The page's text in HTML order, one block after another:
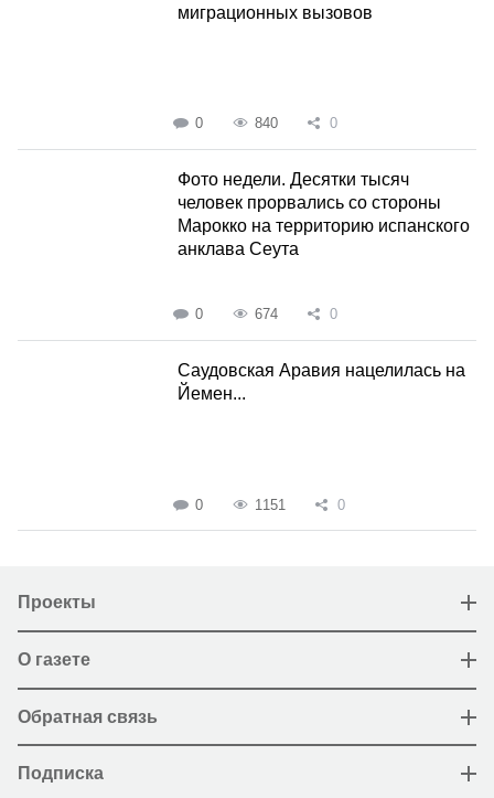
миграционных вызовов
0 840 0
Фото недели. Десятки тысяч
человек прорвались со стороны
Марокко на территорию испанского
анклава Сеута
0 674 0
Саудовская Аравия нацелилась на
Йемен...
0 1151 0
Проекты
О газете
Обратная связь
Подписка